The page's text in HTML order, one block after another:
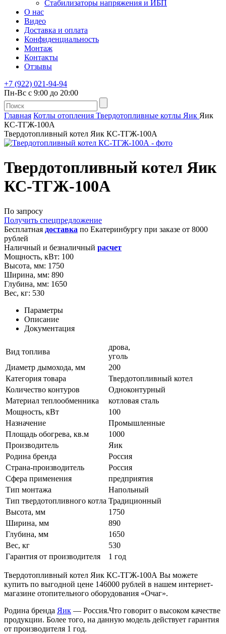
Стабилизаторы напряжения и ИБП
О нас
Видео
Доставка и оплата
Конфиденциальность
Монтаж
Контакты
Отзывы
+7 (922) 021-94-94
Пн-Вс с 9:00 до 20:00
Главная Котлы отопления Твердотопливные котлы Яик Яик
КС-ТГЖ-100А
Твердотопливный котел Яик КС-ТГЖ-100А
Твердотопливный котел Яик
КС-ТГЖ-100А
По запросу
Получить спецпредложение
Бесплатная доставка по Екатеринбургу при заказе от 8000
рублей
Наличный и безналичный расчет
Мощность, кВт: 100
Высота, мм: 1750
Ширина, мм: 890
Глубина, мм: 1650
Вес, кг: 530
Параметры
Описание
Документация
Вид топлива
дрова,
уголь
Диаметр дымохода, мм
200
Категория товара
Твердотопливный котел
Количество контуров
Одноконтурный
Материал теплообменника
котловая сталь
Мощность, кВт
100
Назначение
Промышленные
Площадь обогрева, кв.м
1000
Производитель
Яик
Родина бренда
Россия
Страна-производитель
Россия
Сфера применения
предприятия
Тип монтажа
Напольный
Тип твердотопливного котла Традиционный
Высота, мм
1750
Ширина, мм
890
Глубина, мм
1650
Вес, кг
530
Гарантия от производителя
1 год
Твердотопливный котел Яик КС-ТГЖ-100А Вы можете
купить по выгодной цене 146000 рублей в нашем интернет-
магазине отопительного оборудования «Очаг».
Родина бренда Яик — Россия.Что говорит о высоком качестве
продукции. Более того, на данную модель действует гарантия
от производителя 1 год.